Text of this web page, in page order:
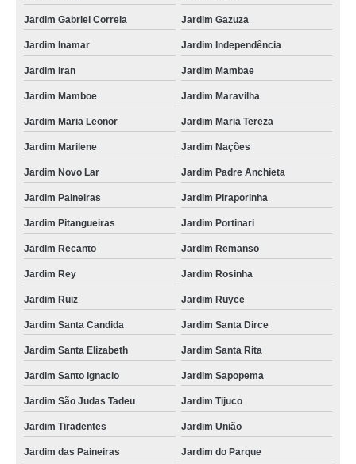
Jardim Gabriel Correia Jardim Gazuza
Jardim Inamar Jardim Independência
Jardim Iran Jardim Mambae
Jardim Mamboe Jardim Maravilha
Jardim Maria Leonor Jardim Maria Tereza
Jardim Marilene Jardim Nações
Jardim Novo Lar Jardim Padre Anchieta
Jardim Paineiras Jardim Piraporinha
Jardim Pitangueiras Jardim Portinari
Jardim Recanto Jardim Remanso
Jardim Rey Jardim Rosinha
Jardim Ruiz Jardim Ruyce
Jardim Santa Candida Jardim Santa Dirce
Jardim Santa Elizabeth Jardim Santa Rita
Jardim Santo Ignacio Jardim Sapopema
Jardim São Judas Tadeu Jardim Tijuco
Jardim Tiradentes Jardim União
Jardim das Paineiras Jardim do Parque